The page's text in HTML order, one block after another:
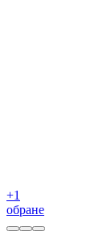
+1
обране